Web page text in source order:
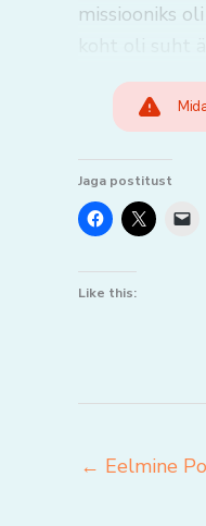
missiooniks
Jaga postitust
Like this:
← Eelmine